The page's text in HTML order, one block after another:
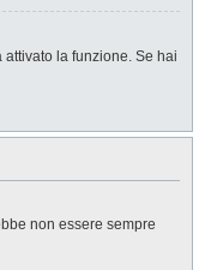
la funzione. Se hai
non essere sempre